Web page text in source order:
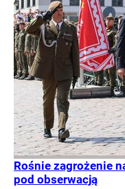
Rośnie zagrożenie
pod obserwacją